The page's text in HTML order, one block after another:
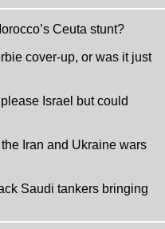
Ceuta stunt?
cover-up, or was it just
Israel but could
Iran and Ukraine wars
Saudi tankers bringing